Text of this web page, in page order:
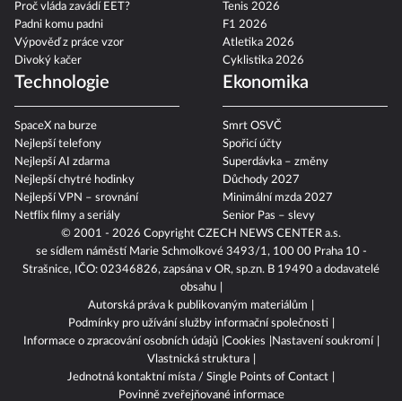
Proč vláda zavádí EET?
Padni komu padni
Výpověď z práce vzor
Divoký kačer
Tenis 2026
F1 2026
Atletika 2026
Cyklistika 2026
Technologie
SpaceX na burze
Nejlepší telefony
Nejlepší AI zdarma
Nejlepší chytré hodinky
Nejlepší VPN – srovnání
Netflix filmy a seriály
Ekonomika
Smrt OSVČ
Spořicí účty
Superdávka – změny
Důchody 2027
Minimální mzda 2027
Senior Pas – slevy
© 2001 - 2026 Copyright CZECH NEWS CENTER a.s.
se sídlem náměstí Marie Schmolkové 3493/1, 100 00 Praha 10 -
Strašnice, IČO: 02346826, zapsána v OR, sp.zn. B 19490 a dodavatelé
obsahu
Autorská práva k publikovaným materiálům
Podmínky pro užívání služby informační společnosti
Informace o zpracování osobních údajů Cookies
Nastavení soukromí
Vlastnická struktura
Jednotná kontaktní místa / Single Points of Contact
Povinně zveřejňované informace